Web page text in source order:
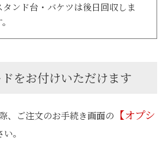
タンド台・バケツは後日回収しま
をお付けいただけます
、ご注文のお手続き画面の 【オプシ
。